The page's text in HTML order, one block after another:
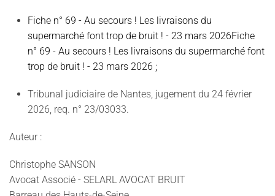
Fiche n° 69 - Au secours ! Les livraisons du
supermarché font trop de bruit ! - 23 mars 2026Fiche
n° 69 - Au secours ! Les livraisons du supermarché font
trop de bruit ! - 23 mars 2026 ;
Tribunal judiciaire de Nantes, jugement du 24 février
2026, req. n° 23/03033.
Auteur :
Christophe SANSON
Avocat Associé - SELARL AVOCAT BRUIT